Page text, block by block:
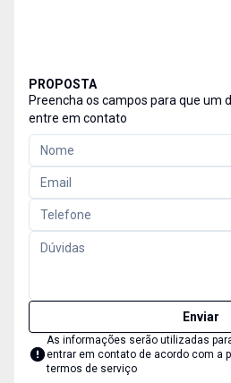
PROPOSTA
Preencha os campos para que um
entre em contato
Enviar
As informações serão utilizadas
entrar em contato de acordo com a
termos de serviço